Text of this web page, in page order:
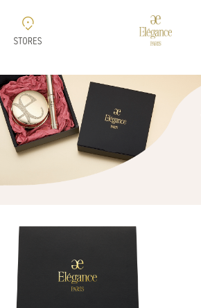
新着情報
コレクション
ELEGANCE 2026
AIRY LIQUID
ELEGANCE 2026
MODELING COLOR